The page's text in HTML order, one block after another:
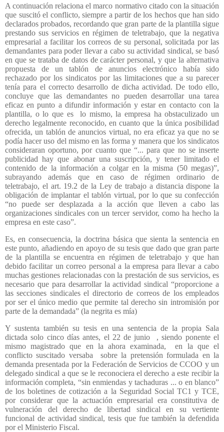
A continuación relaciona el marco normativo citado con la situación
que suscitó el conflicto, siempre a partir de los hechos que han sido
declarados probados, recordando que gran parte de la plantilla sigue
prestando sus servicios en régimen de teletrabajo, que la negativa
empresarial a facilitar los correos de su personal, solicitada por las
demandantes para poder llevar a cabo su actividad sindical, se basó
en que se trataba de datos de carácter personal, y que la alternativa
propuesta de un tablón de anuncios electrónico había sido
rechazado por los sindicatos por las limitaciones que a su parecer
tenía para el correcto desarrollo de dicha actividad. De todo ello,
concluye que las demandantes no pueden desarrollar una tarea
eficaz en punto a difundir información y estar en contacto con la
plantilla, o lo que es
lo mismo, la empresa ha obstaculizado un
derecho legalmente reconocido, en cuanto que la única posibilidad
ofrecida, un tablón de anuncios virtual, no era eficaz ya que no se
podía hacer uso del mismo en las forma y manera que los sindicatos
consideraran oportuno, por cuanto que “... para que no se inserte
publicidad hay que abonar una suscripción, y tener limitado el
contenido de la información a colgar en la misma (50 megas)”,
subrayando además que en caso de régimen ordinario de
teletrabajo, el art. 19.2 de la Ley de trabajo a distancia dispone la
obligación de implantar el tablón virtual, por lo que su confección
“no puede ser desplazada a la acción que lleven a cabo las
organizaciones sindicales con un tercer servidor, como ha hecho la
empresa en este caso”.
Es, en consecuencia, la doctrina básica que sienta la sentencia en
este punto, añadiendo en apoyo de su tesis que dado que gran parte
de la plantilla se encuentra en régimen de teletrabajo y que han
debido facilitar un correo personal a la empresa para llevar a cabo
muchas gestiones relacionadas con la prestación de sus servicios, es
necesario que para desarrollar la actividad sindical “proporcione a
las secciones sindicales el directorio de correos de los empleados
por ser el único medio que permite tal derecho sin intromisión por
parte de la demandada” (la negrita es mía)
Y sustenta también su tesis en una sentencia de la propia Sala
dictada solo cinco días antes, el 22 de junio
, siendo ponente el
mismo magistrado que en la ahora examinada,
en la que el
conflicto suscitado versaba
sobre la pretensión formulada en la
demanda presentada por la Federación de Servicios de CCOO y un
delegado sindical a que se le reconociera el derecho a este recibir la
información completa, “sin enmiendas y tachaduras ... o en blanco”
de los boletines de cotización a la Seguridad Social TC1 y TCE,
por considerar que la actuación empresarial era constitutiva de
vulneración del derecho de libertad sindical en su vertiente
funcional de actividad sindical, tesis que fue también la defendida
por el Ministerio Fiscal.